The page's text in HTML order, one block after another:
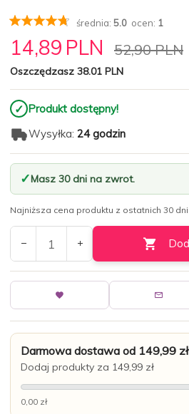
średnia: 5.0 ocen: 1
14,89 PLN 52,90 PLN
Oszczędzasz 38.01 PLN
✓ Produkt dostępny!
Wysyłka: 24 godzin
Masz 30 dni na zwrot.
Najniższa cena produktu z ostatnich 30 dni:
Darmowa dostawa od 149,99 zł
Dodaj produkty za 149,99 zł
0,00 zł